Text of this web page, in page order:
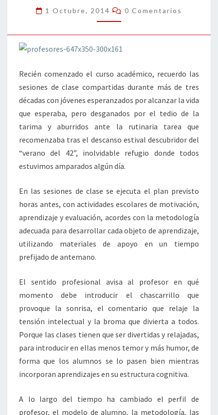
CLASE
1 Octubre, 2014 Comentarios
0 Comentarios
Recién comenzado el curso académico, recuerdo las
sesiones de clase compartidas durante más de tres
décadas con jóvenes esperanzados por alcanzar la vida
que esperaba, pero desganados por el tedio de la
tarima y aburridos ante la rutinaria tarea que
recomenzaba tras el descanso estival descubridor del
“verano del 42”, inolvidable refugio donde todos
estuvimos amparados algún día.
En las sesiones de clase se ejecuta el plan previsto
horas antes, con actividades escolares de motivación,
aprendizaje y evaluación, acordes con la metodología
adecuada para desarrollar cada objeto de aprendizaje,
utilizando materiales de apoyo en un tiempo
prefijado de antemano.
El sentido profesional avisa al profesor en qué
momento debe introducir el chascarrillo que
provoque la sonrisa, el comentario que relaje la
tensión intelectual y la broma que divierta a todos.
Porque las clases tienen que ser divertidas y relajadas,
para introducir en ellas menos temor y más humor, de
forma que los alumnos se lo pasen bien mientras
incorporan aprendizajes en su estructura cognitiva.
A lo largo del tiempo ha cambiado el perfil de
profesor, el modelo de alumno, la metodología, las